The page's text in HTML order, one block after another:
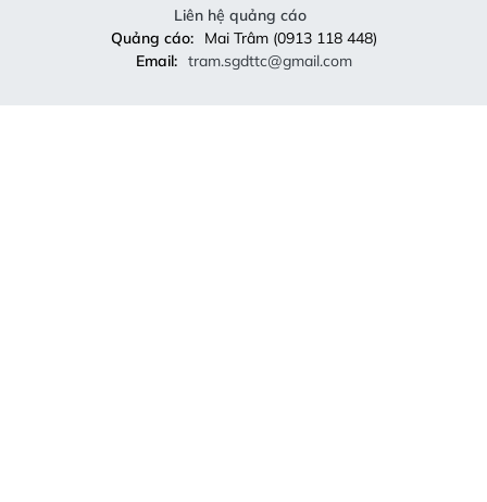
Liên hệ quảng cáo
Quảng cáo:
Mai Trâm (0913 118 448)
Email: tram.sgdttc@gmail.com